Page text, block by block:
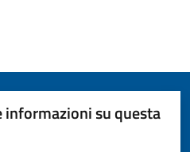
informazioni su questa